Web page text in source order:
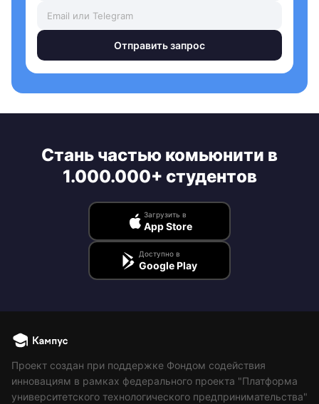
Отправить запрос
Стань частью комьюнити в
1.000.000+ студентов
Загрузить в
App Store
Доступно в
Google Play
Проект создан при поддержке Фондом содействия
инновациям в рамках федерального проекта "Платформа
университетского технологического предпринимательства"